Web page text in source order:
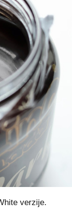
verzije.